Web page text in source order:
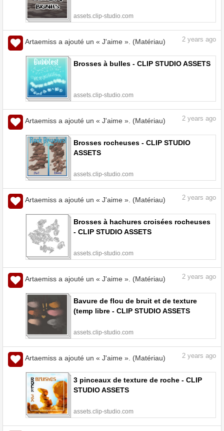
assets.clip-studio.com
Artaemiss a ajouté un « J'aime ». (Matériau) 2 years ago
Brosses à bulles - CLIP STUDIO ASSETS
assets.clip-studio.com
Artaemiss a ajouté un « J'aime ». (Matériau) 2 years ago
Brosses rocheuses - CLIP STUDIO
ASSETS
assets.clip-studio.com
Artaemiss a ajouté un « J'aime ». (Matériau) 2 years ago
Brosses à hachures croisées rocheuses
- CLIP STUDIO ASSETS
assets.clip-studio.com
Artaemiss a ajouté un « J'aime ». (Matériau) 2 years ago
Bavure de flou de bruit et de texture
(temp libre - CLIP STUDIO ASSETS
assets.clip-studio.com
Artaemiss a ajouté un « J'aime ». (Matériau) 2 years ago
3 pinceaux de texture de roche - CLIP
STUDIO ASSETS
assets.clip-studio.com